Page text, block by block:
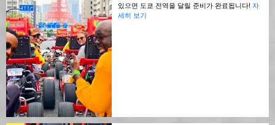
있으면 도쿄 전역을 달릴 준비가 완료됩니다! 자
세히 보기